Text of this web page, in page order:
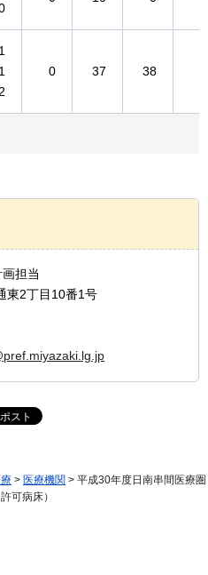
1
1
2
0 37 38
担当
2丁目10番1号
> 医療機関 > 平成30年度日南串間医療圏
可病床）